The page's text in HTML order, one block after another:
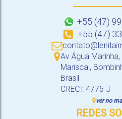
+55 (47)
+55 (47)
Av Água Marinha,
Mariscal,
Brasil
CRECI: 4775-J
ver no
REDES